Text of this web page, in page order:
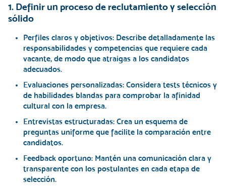
1. Definir un proceso de reclutamiento y selección
sólido
Perfiles claros y objetivos: Describe detalladamente las
responsabilidades y competencias que requiere cada
vacante, de modo que atraigas a los candidatos
adecuados.
Evaluaciones personalizadas: Considera tests técnicos y
de habilidades blandas para comprobar la afinidad
cultural con la empresa.
Entrevistas estructuradas: Crea un esquema de
preguntas uniforme que facilite la comparación entre
candidatos.
Feedback oportuno: Mantén una comunicación clara y
transparente con los postulantes en cada etapa de
selección.